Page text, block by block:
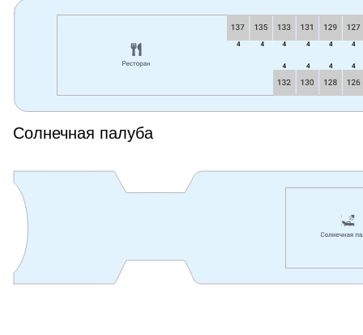
Солнечная палуба